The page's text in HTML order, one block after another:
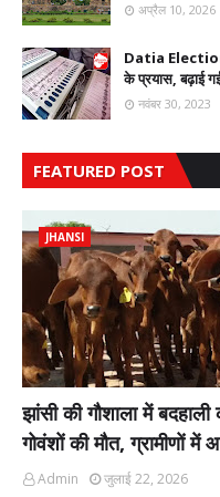
अप्रैल 10, 2026
Datia Election
के प्रयास, बढ़ाई
नवंबर 30, 2023
FEATURED POST
JHANSI
झांसी की गौशाला में
गोवंशों की मौत, ग्रामीणों में
Admin
जुलाई 22, 2026